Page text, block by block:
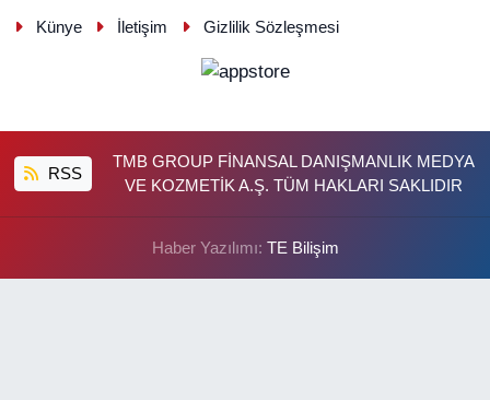
Künye İletişim Gizlilik Sözleşmesi
RSS
TMB GROUP FİNANSAL DANIŞMANLIK MEDYA
VE KOZMETİK A.Ş. TÜM HAKLARI SAKLIDIR
Haber Yazılımı: TE Bilişim